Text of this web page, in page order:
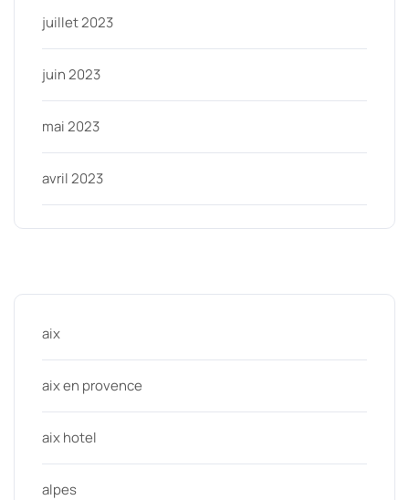
juillet 2023
juin 2023
mai 2023
avril 2023
aix
aix en provence
aix hotel
alpes